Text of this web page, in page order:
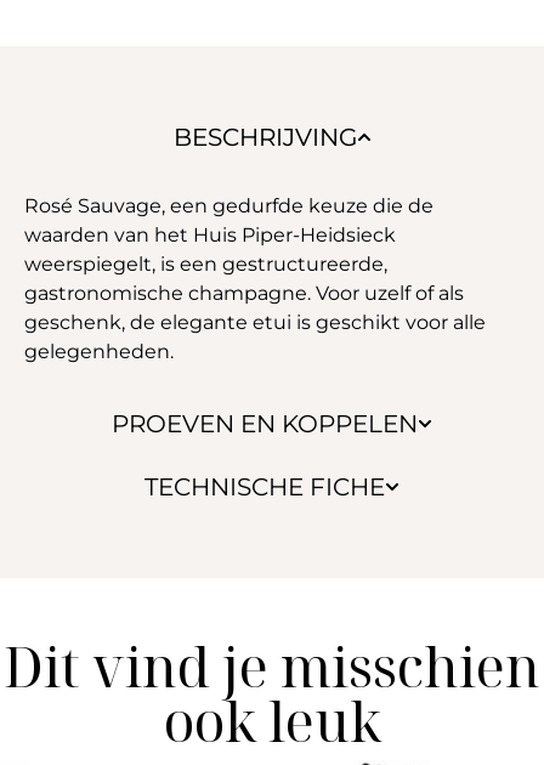
BESCHRIJVING
PROEVEN EN KOPPELEN
TECHNISCHE FICHE
Rosé Sauvage, een gedurfde keuze die de
waarden van het Huis Piper-Heidsieck
weerspiegelt, is een gestructureerde,
gastronomische champagne. Voor uzelf of als
geschenk, de elegante etui is geschikt voor alle
gelegenheden.
Dit vind je misschien
ook leuk